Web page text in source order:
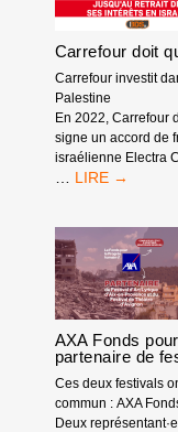
Carrefour doit
Carrefour investit
Palestine
En 2022, Carrefour
signe un accord de
israélienne Electra
CARREFOUR
ISRAËL
!
AXA Fonds
partenaire de
Ces deux festivals
commun : AXA
Deux